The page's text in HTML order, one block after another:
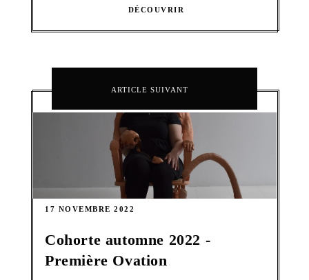
DÉCOUVRIR
ARTICLE SUIVANT
17 NOVEMBRE 2022
Cohorte automne 2022 -
Première Ovation